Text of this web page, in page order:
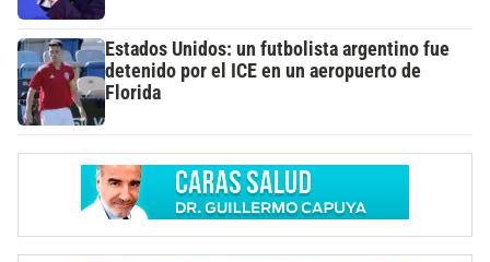
Estados Unidos: un futbolista argentino fue
detenido por el ICE en un aeropuerto de
Florida